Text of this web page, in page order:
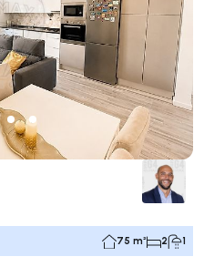
75 m² 2 1